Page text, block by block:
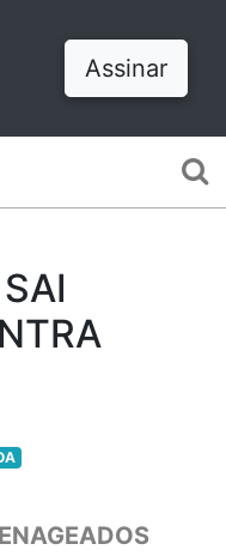
Assinar